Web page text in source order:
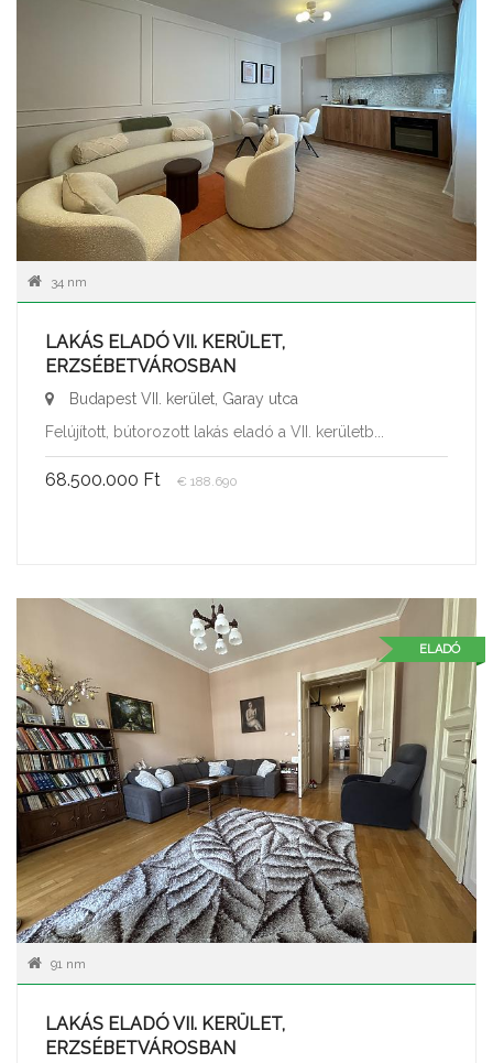
34 nm
LAKÁS ELADÓ VII. KERÜLET,
ERZSÉBETVÁROSBAN
Budapest VII. kerület, Garay utca
Felújított, bútorozott lakás eladó a VII. kerületb...
68.500.000 Ft € 188.690
ELADÓ
91 nm
LAKÁS ELADÓ VII. KERÜLET,
ERZSÉBETVÁROSBAN